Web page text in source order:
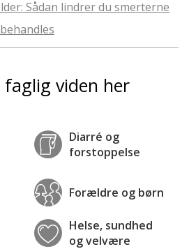
Sådan lindrer du smerterne
faglig viden her
Diarré og
forstoppelse
Forældre og børn
Helse, sundhed
og velvære